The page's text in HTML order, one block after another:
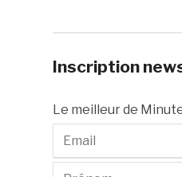
Inscription
Le meilleur de